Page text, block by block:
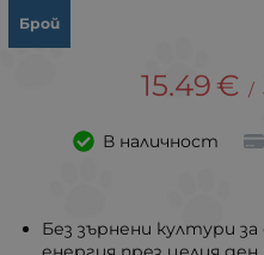
Брой
15.49 € /
В наличност
Без зърнени култури